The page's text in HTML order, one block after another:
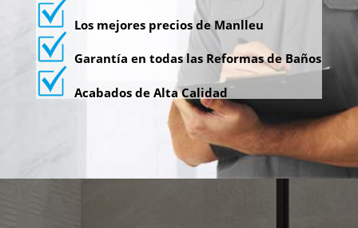
Los mejores precios de Manlleu
Garantía en todas las Reformas de Baños
Acabados de Alta Calidad